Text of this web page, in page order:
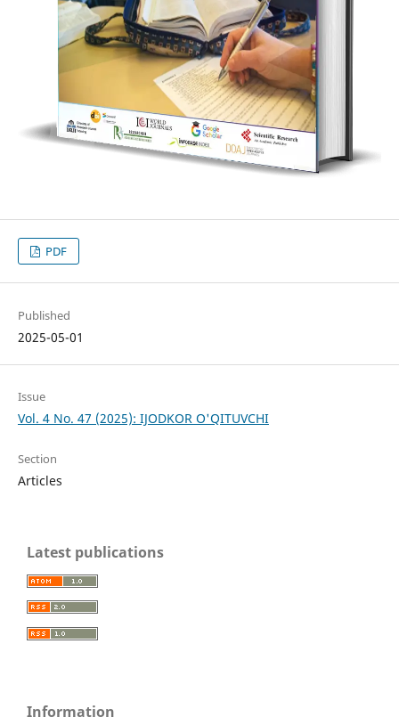
PDF
Published
2025-05-01
Issue
Vol. 4 No. 47 (2025): IJODKOR O'QITUVCHI
Section
Articles
Latest publications
Information